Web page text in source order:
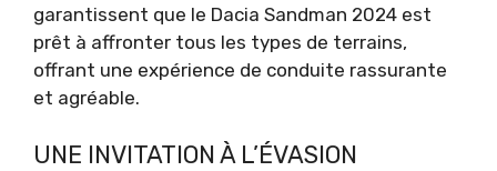
garantissent que le Dacia Sandman 2024 est
prêt à affronter tous les types de terrains,
offrant une expérience de conduite rassurante
et agréable.
UNE INVITATION À L’ÉVASION